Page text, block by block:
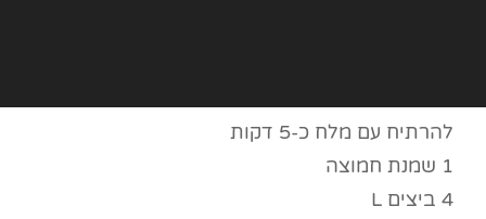
להרתיח עם מלח כ-5 דקות
1 שמנת חמוצה
4 ביצים L